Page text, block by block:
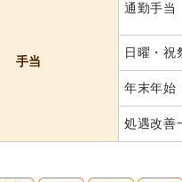
手当
通勤手当
日曜・祝
年末年始
処遇改善